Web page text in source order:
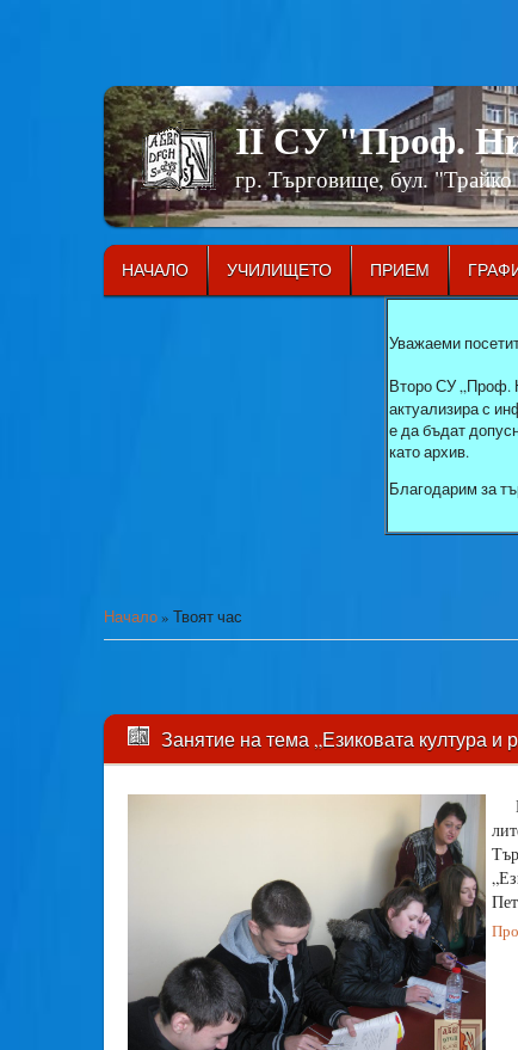
II СУ "Проф.
гр. Търговище, бул.
НАЧАЛО УЧИЛИЩЕТО ПРИЕМ
Уважаеми
Второ СУ „Проф.
актуализира с
е да бъдат
като архив.
Благодарим за
Начало» Твоят час
Занятие на тема „Езиковата култура и